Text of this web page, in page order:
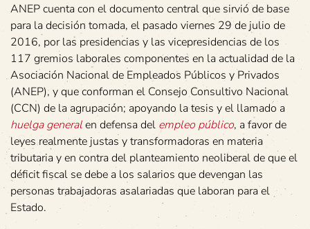
ANEP cuenta con el documento central que sirvió de base
para la decisión tomada, el pasado viernes 29 de julio de
2016, por las presidencias y las vicepresidencias de los
117 gremios laborales componentes en la actualidad de la
Asociación Nacional de Empleados Públicos y Privados
(ANEP), y que conforman el Consejo Consultivo Nacional
(CCN) de la agrupación; apoyando la tesis y el llamado a
huelga generalen defensa del empleo público, a favor de
leyes realmente justas y transformadoras en materia
tributaria y en contra del planteamiento neoliberal de que el
déficit fiscal se debe a los salarios que devengan las
personas trabajadoras asalariadas que laboran para el
Estado.